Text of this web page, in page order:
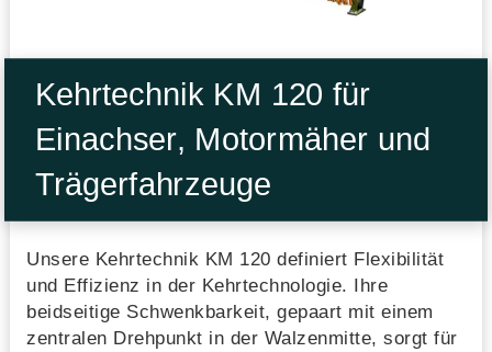
Kehrtechnik KM 120 für
Einachser, Motormäher und
Trägerfahrzeuge
Unsere Kehrtechnik KM 120 definiert Flexibilität
und Effizienz in der Kehrtechnologie. Ihre
beidseitige Schwenkbarkeit, gepaart mit einem
zentralen Drehpunkt in der Walzenmitte, sorgt für